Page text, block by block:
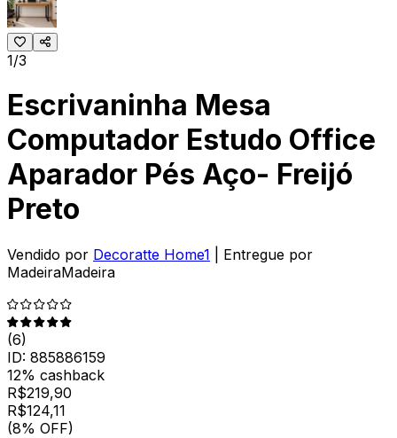
1/3
Escrivaninha Mesa
Computador Estudo Office
Aparador Pés Aço- Freijó
Preto
Vendido por Decoratte Home1
| Entregue por
MadeiraMadeira
(6)
ID: 885886159
12% cashback
R$219,90
R$124,11
(8% OFF)